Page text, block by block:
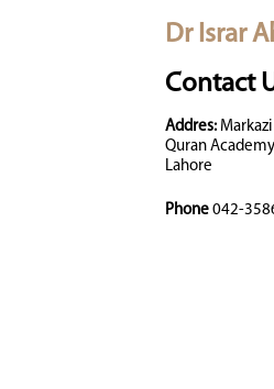
Dr Israr
Contact
Addres:Markazi
Quran
Lahore
Phone 042-